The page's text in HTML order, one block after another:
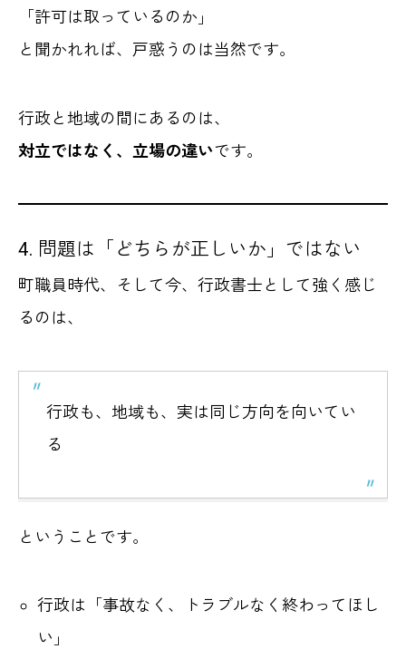
「許可は取っているのか」
と聞かれれば、戸惑うのは当然です。
行政と地域の間にあるのは、
対立ではなく、立場の違いです。
4. 問題は「どちらが正しいか」ではない
町職員時代、そして今、行政書士として強く感じ
るのは、
行政も、地域も、実は同じ方向を向いてい
る
ということです。
行政は「事故なく、トラブルなく終わってほし
い」